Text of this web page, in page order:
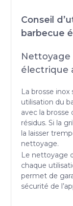
Conseil
barbecue
Nettoyage
électrique
La brosse inox
utilisation du
avec la
résidus. Si la
la laisser
nettoyage.
Le nettoyage
chaque
permet de
sécurité de